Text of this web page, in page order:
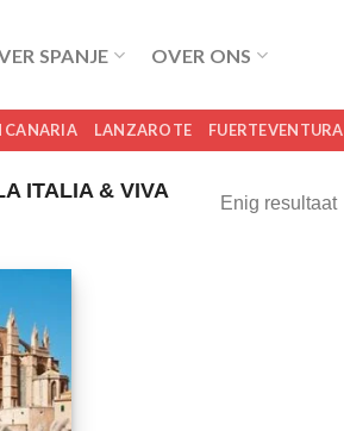
SPANJE OVER ONS
CANARIA LANZAROTE FUERTEVENTURA
ITALIA & VIVA
Enig resultaat